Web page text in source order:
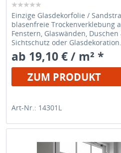
Einzige Glasdekorfolie /
blasenfreie Trockenverklebung
Fenstern, Glaswänden,
Sichtschutz oder Glasdekoration.
ab 19,10 € / m² *
ZUM PRODUKT
Art-Nr.: 14301L